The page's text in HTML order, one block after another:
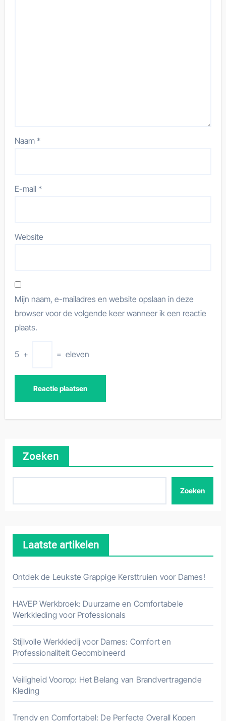
Naam*
E-mail*
Website
Mijn naam, e-mailadres en website opslaan in deze
browser voor de volgende keer wanneer ik een reactie
plaats.
5 + = eleven
Zoeken
Zoeken
Laatste artikelen
Ontdek de Leukste Grappige Kersttruien voor Dames!
HAVEP Werkbroek: Duurzame en Comfortabele
Werkkleding voor Professionals
Stijlvolle Werkkledij voor Dames: Comfort en
Professionaliteit Gecombineerd
Veiligheid Voorop: Het Belang van Brandvertragende
Kleding
Trendy en Comfortabel: De Perfecte Overall Kopen